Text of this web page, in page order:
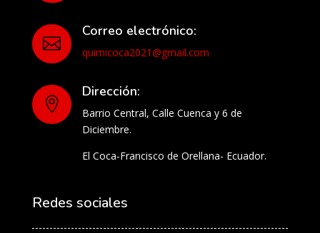

Correo electrónico:
quimicoca2021@gmail.com

Dirección:
Barrio Central, Calle Cuenca y 6 de
Diciembre.
El Coca-Francisco de Orellana- Ecuador.
Redes sociales